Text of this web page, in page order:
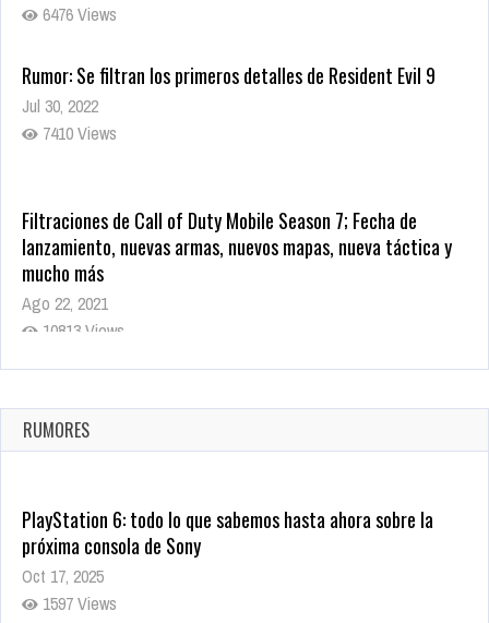
6476 Views
Rumor: Se filtran los primeros detalles de Resident Evil 9
Jul 30, 2022
7410 Views
Filtraciones de Call of Duty Mobile Season 7; Fecha de
lanzamiento, nuevas armas, nuevos mapas, nueva táctica y
mucho más
Ago 22, 2021
10813 Views
La configuración de Call of Duty 2021 aparentemente ya fue
Ago 8, 2021
9995 Views
RUMORES
PlayStation 6: todo lo que sabemos hasta ahora sobre la
próxima consola de Sony
Oct 17, 2025
1597 Views